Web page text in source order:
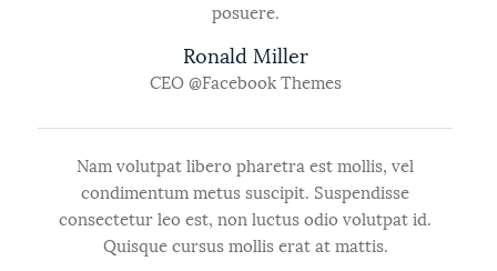
posuere.
Ronald Miller
CEO @Facebook Themes
Nam volutpat libero pharetra est mollis, vel
condimentum metus suscipit. Suspendisse
consectetur leo est, non luctus odio volutpat id.
Quisque cursus mollis erat at mattis.